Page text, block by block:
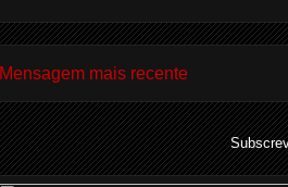
Mensagem mais recente